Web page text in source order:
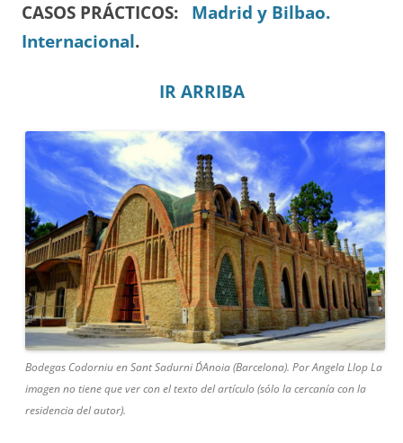
CASOS PRÁCTICOS: Madrid y Bilbao.
Internacional.
IR ARRIBA
Bodegas Codorniu en Sant Sadurni D´Anoia (Barcelona). Por Angela Llop La
imagen no tiene que ver con el texto del artículo (sólo la cercanía con la
residencia del autor).